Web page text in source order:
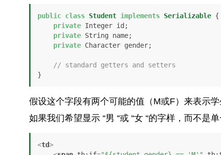
public class Student implements Serializable {
private Integer id;
private String name;
private Character gender;
// standard getters and setters
}
假设这个字段有两个可能的值（M或F）来表示
如果我们希望显示 “男 “或 “女 “的字样，而不是
<td>